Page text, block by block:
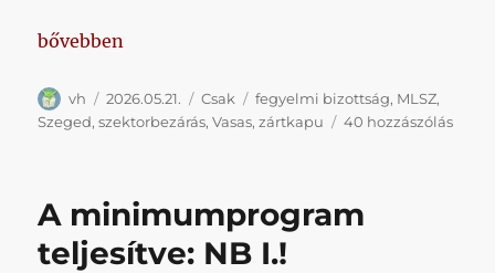
„Amennyiben nyáron nem lesz amnesztia, a
bővebben
Szerző
vh Közzétéve
2026.05.21. Kategória
Csak Címke
fegyelmi bizottság, MLSZ,
Szeged,szektorbezárás,Vasas,zártkapu 40 hozzászólás
A minimumprogram
teljesítve: NB I.!